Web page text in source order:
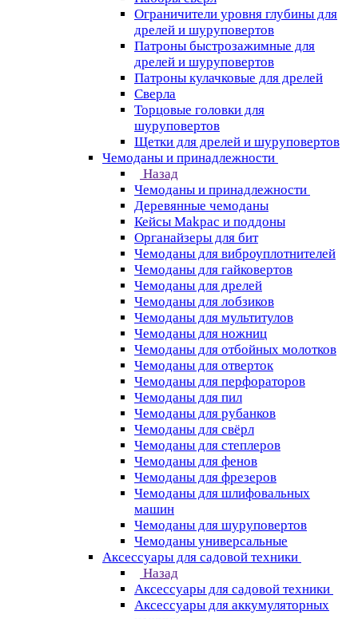
Ограничители уровня глубины для
дрелей и шуруповертов
Патроны быстрозажимные для
дрелей и шуруповертов
Патроны кулачковые для дрелей
Сверла
Торцовые головки для
шуруповертов
Щетки для дрелей и шуруповертов
Чемоданы и принадлежности
Назад
Чемоданы и принадлежности
Деревянные чемоданы
Кейсы Makpac и поддоны
Органайзеры для бит
Чемоданы для виброуплотнителей
Чемоданы для гайковертов
Чемоданы для дрелей
Чемоданы для лобзиков
Чемоданы для мультитулов
Чемоданы для ножниц
Чемоданы для отбойных молотков
Чемоданы для отверток
Чемоданы для перфораторов
Чемоданы для пил
Чемоданы для рубанков
Чемоданы для свёрл
Чемоданы для степлеров
Чемоданы для фенов
Чемоданы для фрезеров
Чемоданы для шлифовальных
машин
Чемоданы для шуруповертов
Чемоданы универсальные
Аксессуары для садовой техники
Назад
Аксессуары для садовой техники
Аксессуары для аккумуляторных